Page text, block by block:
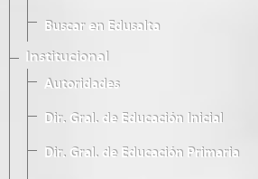
Buscar en Edusalta
Institucional
Autoridades
Dir. Gral. de Educación Inicial
Dir. Gral. de Educación Primaria